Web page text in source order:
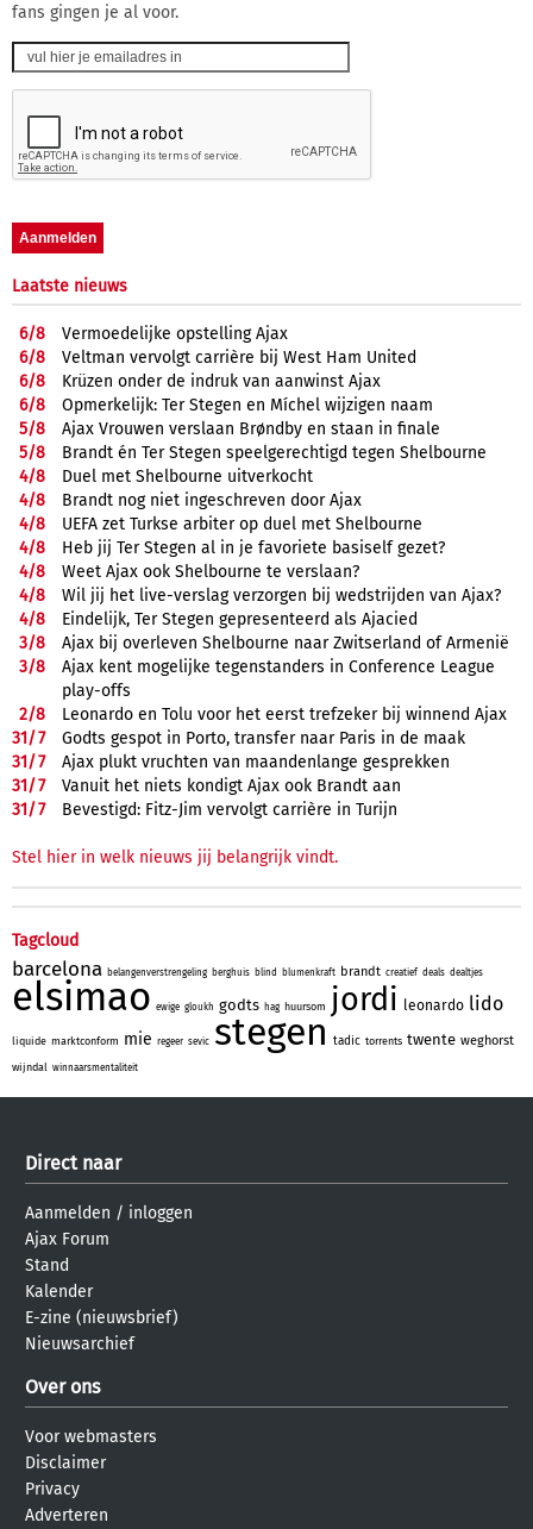
fans gingen je al voor.
Laatste nieuws
6/8
Vermoedelijke opstelling Ajax
6/8
Veltman vervolgt carrière bij West Ham United
6/8
Krüzen onder de indruk van aanwinst Ajax
6/8
Opmerkelijk: Ter Stegen en Míchel wijzigen naam
5/8
Ajax Vrouwen verslaan Brøndby en staan in finale
5/8
Brandt én Ter Stegen speelgerechtigd tegen Shelbourne
4/8
Duel met Shelbourne uitverkocht
4/8
Brandt nog niet ingeschreven door Ajax
4/8
UEFA zet Turkse arbiter op duel met Shelbourne
4/8
Heb jij Ter Stegen al in je favoriete basiself gezet?
4/8
Weet Ajax ook Shelbourne te verslaan?
4/8
Wil jij het live-verslag verzorgen bij wedstrijden van Ajax?
4/8
Eindelijk, Ter Stegen gepresenteerd als Ajacied
3/8
Ajax bij overleven Shelbourne naar Zwitserland of Armenië
3/8
Ajax kent mogelijke tegenstanders in Conference League
play-offs
2/8
Leonardo en Tolu voor het eerst trefzeker bij winnend Ajax
31/7
Godts gespot in Porto, transfer naar Paris in de maak
31/7
Ajax plukt vruchten van maandenlange gesprekken
31/7
Vanuit het niets kondigt Ajax ook Brandt aan
31/7 Bevestigd: Fitz-Jim vervolgt carrière in Turijn
Stel hier in welk nieuws jij belangrijk vindt.
Tagcloud
barcelona belangenverstrengeling berghuis blind blumenkraft brandt creatief deals dealtjes
elsimao ewige gloukh godts hag huursom jordi leonardo lido
liquide marktconform mie regeer sevic stegen tadic torrents twente weghorst
wijndal winnaarsmentaliteit
Direct naar
Aanmelden / inloggen
Ajax Forum
Stand
Kalender
E-zine (nieuwsbrief)
Nieuwsarchief
Over ons
Voor webmasters
Disclaimer
Privacy
Adverteren